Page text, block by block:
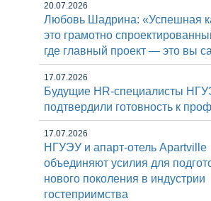
20.07.2026
Любовь Шадрина: «Успешная
это грамотно
где главный проект — это вы
17.07.2026
Будущие HR-специалисты
подтвердили готовность к
17.07.2026
НГУЭУ и апарт-отель Apartville
объединяют усилия для
нового поколения в индустрии
гостеприимства